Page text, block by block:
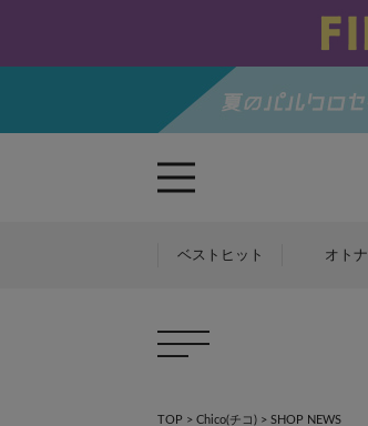
ベストヒット オトナ
TOP > Chico(チコ) > SHOP NEWS